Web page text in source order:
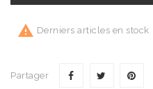
 Derniers articles en stock
Partager